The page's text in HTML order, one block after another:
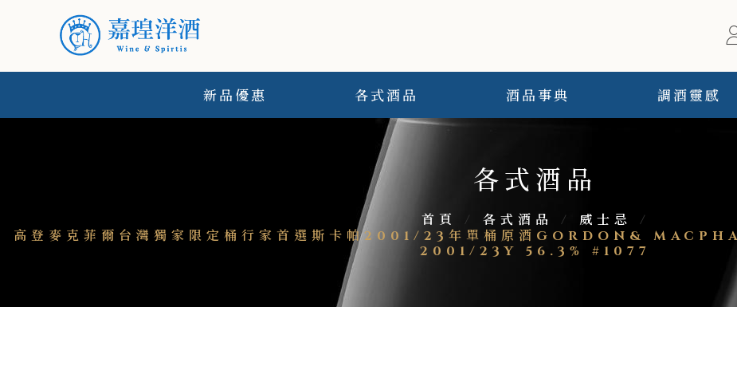
新品優惠 各式酒品 酒品事典 調酒靈感
各式酒品
首頁 / 各式酒品 / 威士忌
/
高登麥克菲爾台灣獨家限定桶行家首選斯卡帕2001/23年單桶原酒GORDON&
2001/23Y 56.3% #1077